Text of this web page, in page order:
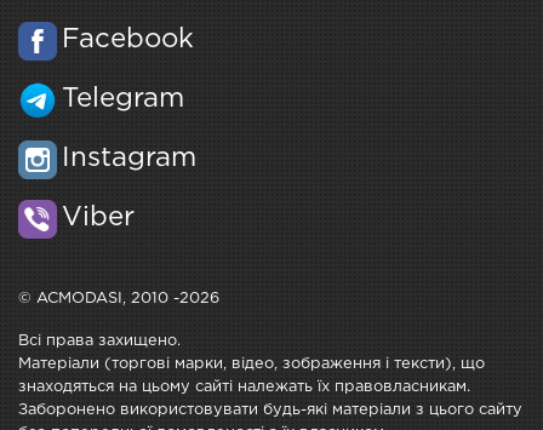
Facebook
Telegram
Instagram
Viber
© ACMODASI, 2010 -2026
Всі права захищено.
Матеріали (торгові марки, відео, зображення і тексти), що
знаходяться на цьому сайті належать їх правовласникам.
Заборонено використовувати будь-які матеріали з цього сайту